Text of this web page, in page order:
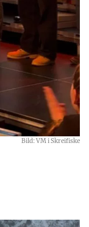
Bild: VM i Skreifiske